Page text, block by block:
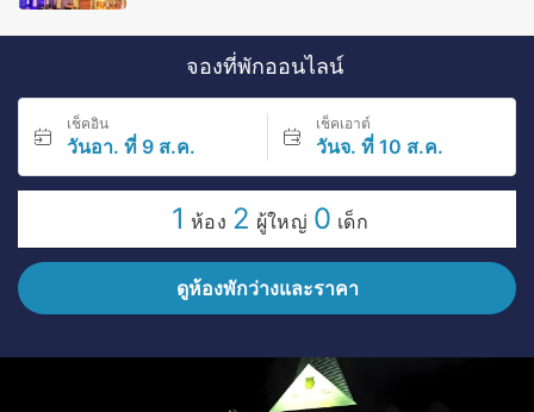
จองที่พักออนไลน์
เช็คอิน
วันอา. ที่ 9 ส.ค.
เช็คเอาต์
วันจ. ที่ 10 ส.ค.
1 ห้อง 2 ผู้ใหญ่ 0 เด็ก
ดูห้องพักว่างและราคา